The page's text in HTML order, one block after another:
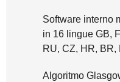
Software interno
in 16 lingue GB,
RU, CZ, HR, BR,
Algoritmo